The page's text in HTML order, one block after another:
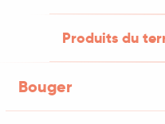
Produits du
Bouger